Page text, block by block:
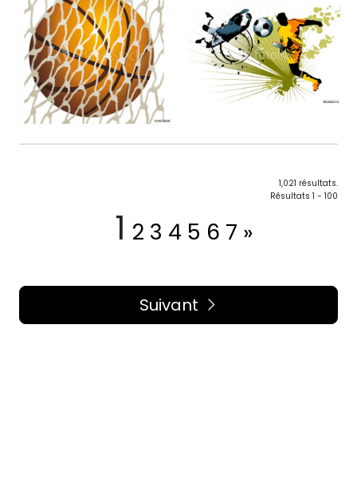
1,021 résultats.
Résultats 1 - 100
1 2 3 4 5 6 7 »
Suivant